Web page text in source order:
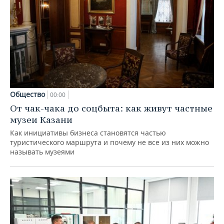
Общество 00:00
От чак-чака до соцбыта: как живут частные
музеи Казани
Как инициативы бизнеса становятся частью
туристического маршрута и почему не все из них можно
называть музеями